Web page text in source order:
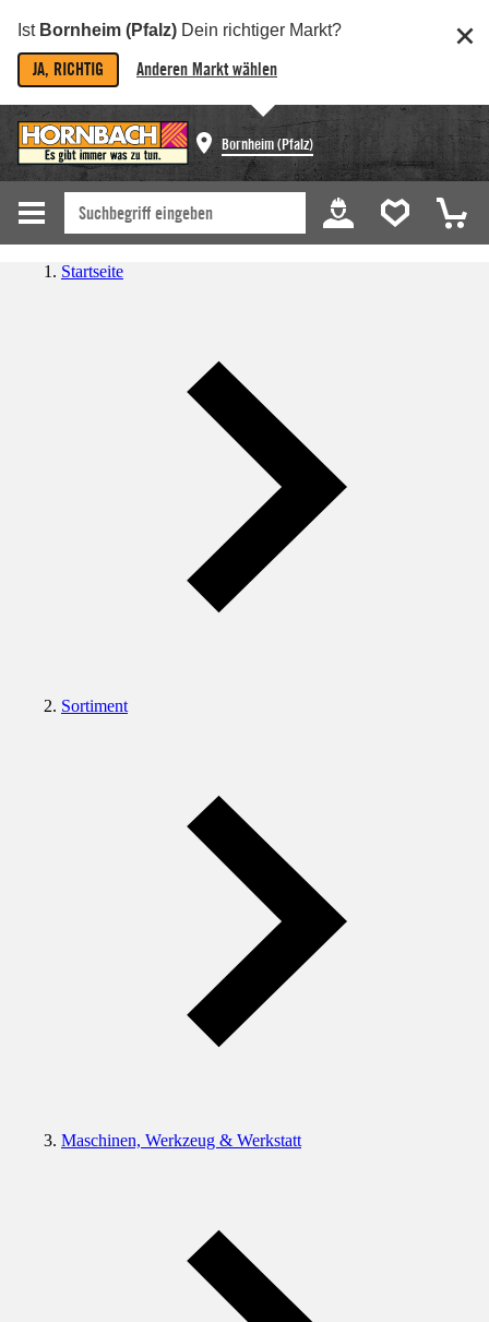
Ist Bornheim (Pfalz) Dein richtiger Markt?
JA, RICHTIG Anderen Markt wählen
Bornheim (Pfalz)
Startseite
Sortiment
Maschinen, Werkzeug & Werkstatt